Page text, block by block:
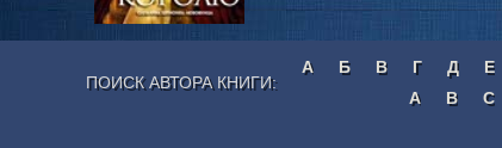
ПОИСК АВТОРА КНИГИ:
А Б В Г Д Е
A
B C